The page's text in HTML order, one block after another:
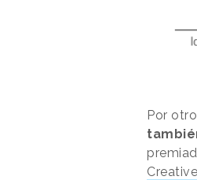
Por